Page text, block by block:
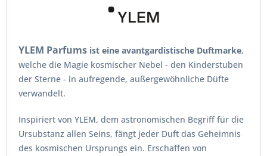
YLEM Parfums ist eine avantgardistische Duftmarke,
welche die Magie kosmischer Nebel - den Kinderstuben
der Sterne - in aufregende, außergewöhnliche Düfte
verwandelt.
Inspiriert von YLEM, dem astronomischen Begriff für die
Ursubstanz allen Seins, fängt jeder Duft das Geheimnis
des kosmischen Ursprungs ein. Erschaffen von